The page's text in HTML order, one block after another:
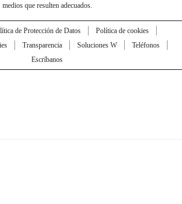
medios que resulten adecuados.
de Protección de Datos
Política de cookies
Transparencia Soluciones W
Teléfonos
Escríbanos